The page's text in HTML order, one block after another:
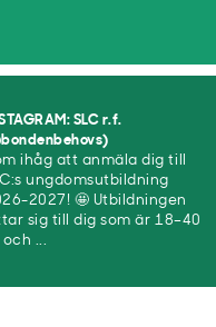
SLC r.f.
ihåg att anmäla dig till
ungdomsutbildning
2027! 🤩 Utbildningen
sig till dig som är 18–40
...